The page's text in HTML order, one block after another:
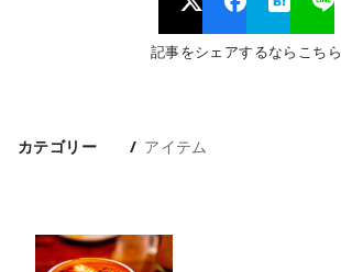
記事をシェアするならこちら
カテゴリー アイテム